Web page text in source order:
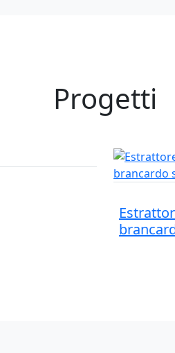
Progetti